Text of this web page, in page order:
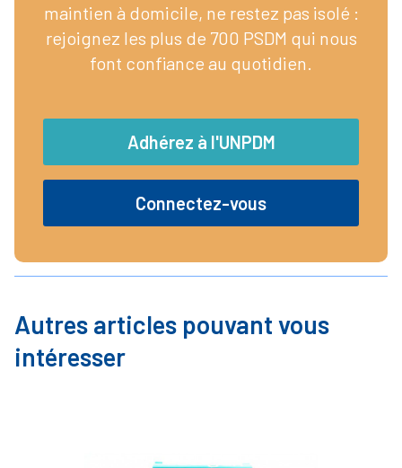
maintien à domicile, ne restez pas isolé :
rejoignez les plus de 700 PSDM qui nous
font confiance au quotidien.
Adhérez à l'UNPDM
Connectez-vous
Autres articles pouvant vous
intéresser